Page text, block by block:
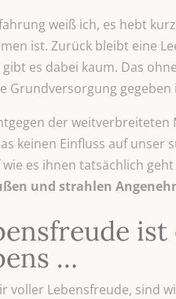
weiß ich, es hebt
ist. Zurück bleibt eine
gibt es dabei kaum. Das
Grundversorgung
der weitverbreiteten
keinen Einfluss auf unser
es ihnen tatsächlich
und strahlen
…
voller Lebensfreude, sind